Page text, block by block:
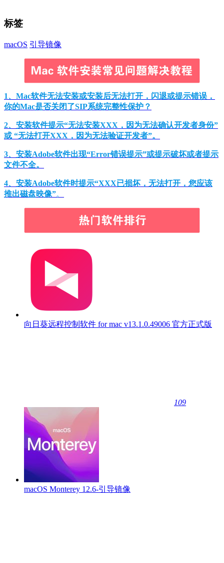
标签
macOS 引导镜像
1、Mac软件无法安装或安装后无法打开，闪退或提示错误，
你的Mac是否关闭了SIP系统完整性保护？
2、安装软件提示“无法安装XXX，因为无法确认开发者身份”
或 “无法打开XXX，因为无法验证开发者”。
3、安装Adobe软件出现“Error错误提示”或提示破坏或者提示
文件不全。
4、安装Adobe软件时提示“XXX已损坏，无法打开，您应该
推出磁盘映像”。
向日葵远程控制软件 for mac v13.1.0.49006 官方正式版
109
macOS Monterey 12.6-引导镜像